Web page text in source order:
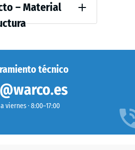
– Material
técnico
viernes · 8:00–17:00